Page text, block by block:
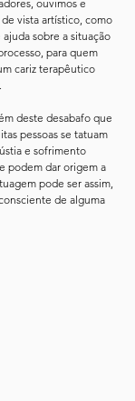
ouvimos e
vista artístico, como
sobre a situação
para quem
cariz terapêutico
deste desabafo que
pessoas se tatuam
e sofrimento
podem dar origem a
pode ser assim,
de alguma